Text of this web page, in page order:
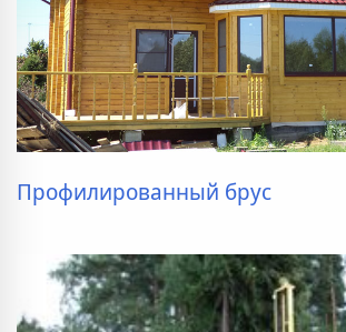
Профилированный брус